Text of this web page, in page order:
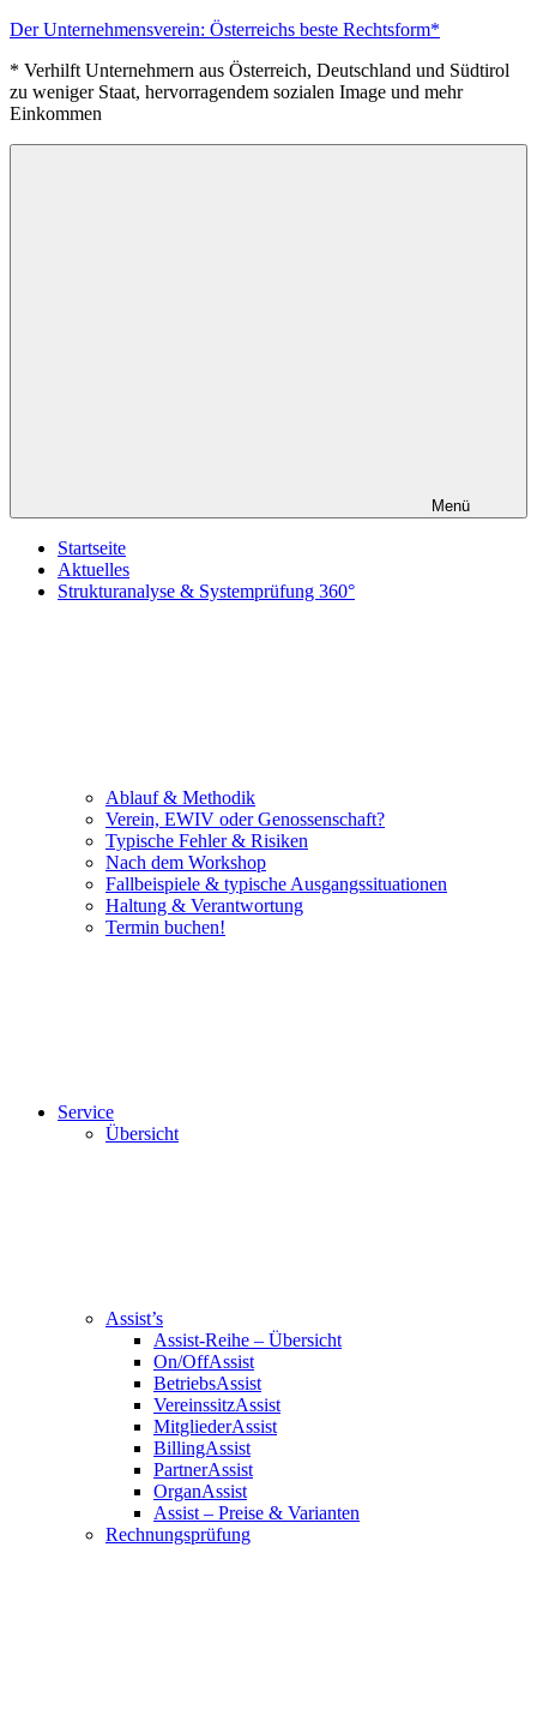
Zum
springen
Der Unternehmensverein: Österreichs beste Rechtsform*
* Verhilft Unternehmern aus Österreich, Deutschland und Südtirol
zu weniger Staat, hervorragendem sozialen Image und mehr
Einkommen
Menü
Startseite
Aktuelles
Strukturanalyse & Systemprüfung 360°
Ablauf & Methodik
Verein, EWIV oder Genossenschaft?
Typische Fehler & Risiken
Nach dem Workshop
Fallbeispiele & typische Ausgangssituationen
Haltung & Verantwortung
Termin buchen!
Service
Übersicht
Assist’s
Assist-Reihe – Übersicht
On/OffAssist
BetriebsAssist
VereinssitzAssist
MitgliederAssist
BillingAssist
PartnerAssist
OrganAssist
Assist – Preise & Varianten
Rechnungsprüfung